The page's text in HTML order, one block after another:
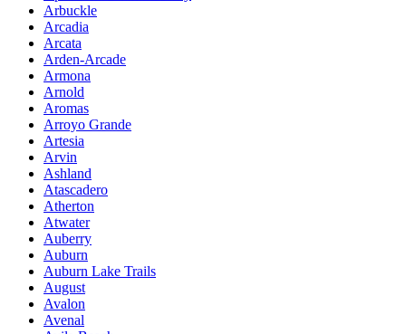
Arbuckle
Arcadia
Arcata
Arden-Arcade
Armona
Arnold
Aromas
Arroyo Grande
Artesia
Arvin
Ashland
Atascadero
Atherton
Atwater
Auberry
Auburn
Auburn Lake Trails
August
Avalon
Avenal